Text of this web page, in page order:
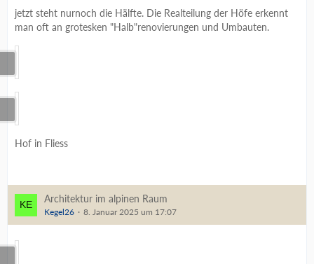
jetzt steht nurnoch die Hälfte. Die Realteilung der Höfe erkennt
man oft an grotesken "Halb"renovierungen und Umbauten.
Hof in Fliess
Architektur im alpinen Raum
Kegel26 8. Januar 2025 um 17:07